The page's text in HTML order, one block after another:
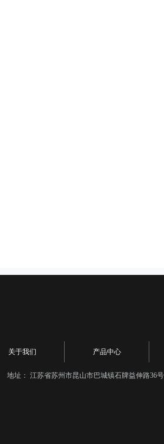
关于我们 产品中心
地址： 江苏省苏州市昆山市巴城镇石牌益伸路36号